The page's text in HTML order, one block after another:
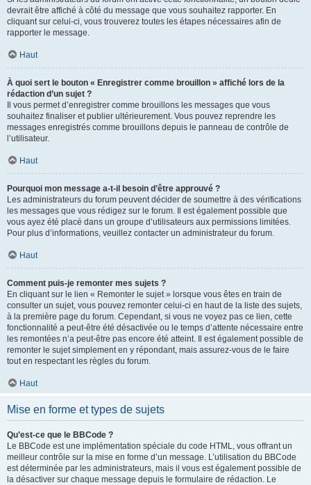
devrait être affiché à côté du message que vous souhaitez rapporter. En
cliquant sur celui-ci, vous trouverez toutes les étapes nécessaires afin de
rapporter le message.
Haut
À quoi sert le bouton « Enregistrer comme brouillon » affiché lors de la
rédaction d’un sujet ?
Il vous permet d’enregistrer comme brouillons les messages que vous
souhaitez finaliser et publier ultérieurement. Vous pouvez reprendre les
messages enregistrés comme brouillons depuis le panneau de contrôle de
l’utilisateur.
Haut
Pourquoi mon message a-t-il besoin d’être approuvé ?
Les administrateurs du forum peuvent décider de soumettre à des vérifications
les messages que vous rédigez sur le forum. Il est également possible que
vous ayez été placé dans un groupe d’utilisateurs aux permissions limitées.
Pour plus d’informations, veuillez contacter un administrateur du forum.
Haut
Comment puis-je remonter mes sujets ?
En cliquant sur le lien « Remonter le sujet » lorsque vous êtes en train de
consulter un sujet, vous pouvez remonter celui-ci en haut de la liste des sujets,
à la première page du forum. Cependant, si vous ne voyez pas ce lien, cette
fonctionnalité a peut-être été désactivée ou le temps d’attente nécessaire entre
les remontées n’a peut-être pas encore été atteint. Il est également possible de
remonter le sujet simplement en y répondant, mais assurez-vous de le faire
tout en respectant les règles du forum.
Haut
Mise en forme et types de sujets
Qu’est-ce que le BBCode ?
Le BBCode est une implémentation spéciale du code HTML, vous offrant un
meilleur contrôle sur la mise en forme d’un message. L’utilisation du BBCode
est déterminée par les administrateurs, mais il vous est également possible de
la désactiver sur chaque message depuis le formulaire de rédaction. Le